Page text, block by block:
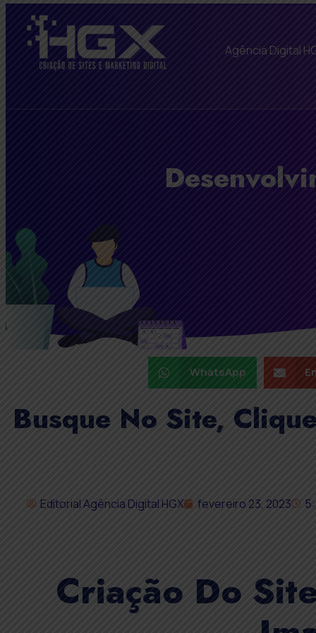
Agência Digital
WhatsApp
Busque No Site,
Editorial Agência Digital HGX fevereiro 23, 2023
Criação Do